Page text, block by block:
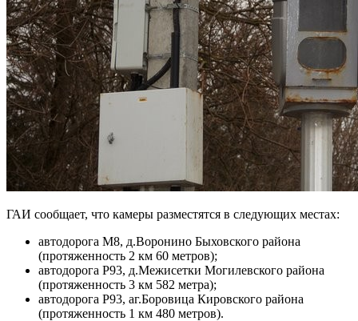
ГАИ сообщает, что камеры разместятся в следующих местах:
автодорога М8, д.Воронино Быховского района
(протяженность 2 км 60 метров);
автодорога Р93, д.Межисетки Могилевского района
(протяженность 3 км 582 метра);
автодорога Р93, аг.Боровица Кировского района
(протяженность 1 км 480 метров).